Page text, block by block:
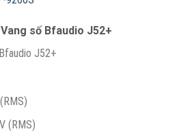
số Bfaudio J52+
J52+
(RMS)